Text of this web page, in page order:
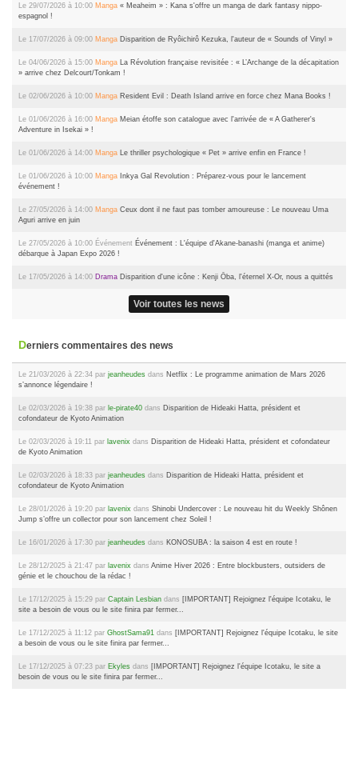
Le 29/07/2026 à 10:00 Manga « Meaheim » : Kana s'offre un manga de dark fantasy nippo-
espagnol !
Le 17/07/2026 à 09:00 Manga Disparition de Ryôichirô Kezuka, l'auteur de « Sounds of Vinyl »
Le 04/06/2026 à 15:00 Manga
La Révolution française revisitée : « L’Archange de la décapitation
» arrive chez Delcourt/Tonkam !
Le 02/06/2026 à 10:00 Manga Resident Evil : Death Island arrive en force chez Mana Books !
Le 01/06/2026 à 16:00 Manga Meian étoffe son catalogue avec l'arrivée de « A Gatherer's
Adventure in Isekai » !
Le 01/06/2026 à 14:00 Manga Le thriller psychologique « Pet » arrive enfin en France !
Le 01/06/2026 à 10:00 Manga Inkya Gal Revolution : Préparez-vous pour le lancement
événement !
Le 27/05/2026 à 14:00 Manga Ceux dont il ne faut pas tomber amoureuse : Le nouveau Uma
Aguri arrive en juin
Le 27/05/2026 à 10:00 Événement Événement : L'équipe d'Akane-banashi (manga et anime)
débarque à Japan Expo 2026 !
Le 17/05/2026 à 14:00 Drama Disparition d'une icône : Kenji Ōba, l'éternel X-Or, nous a quittés
Voir toutes les news
Derniers commentaires des news
Le 21/03/2026 à 22:34 par jeanheudes dans Netflix : Le programme animation de Mars 2026
s’annonce légendaire !
Le 02/03/2026 à 19:38 par le-pirate40 dans Disparition de Hideaki Hatta, président et
cofondateur de Kyoto Animation
Le 02/03/2026 à 19:11 par lavenix dans Disparition de Hideaki Hatta, président et cofondateur
de Kyoto Animation
Le 02/03/2026 à 18:33 par jeanheudes dans Disparition de Hideaki Hatta, président et
cofondateur de Kyoto Animation
Le 28/01/2026 à 19:20 par lavenix dans Shinobi Undercover : Le nouveau hit du Weekly Shônen
Jump s’offre un collector pour son lancement chez Soleil !
Le 16/01/2026 à 17:30 par jeanheudes dans KONOSUBA : la saison 4 est en route !
Le 28/12/2025 à 21:47 par lavenix dans Anime Hiver 2026 : Entre blockbusters, outsiders de
génie et le chouchou de la rédac !
Le 17/12/2025 à 15:29 par Captain Lesbian dans [IMPORTANT] Rejoignez l'équipe Icotaku, le
site a besoin de vous ou le site finira par fermer...
Le 17/12/2025 à 11:12 par GhostSama91 dans [IMPORTANT] Rejoignez l'équipe Icotaku, le site
a besoin de vous ou le site finira par fermer...
Le 17/12/2025 à 07:23 par Ekyles dans [IMPORTANT] Rejoignez l'équipe Icotaku, le site a
besoin de vous ou le site finira par fermer...